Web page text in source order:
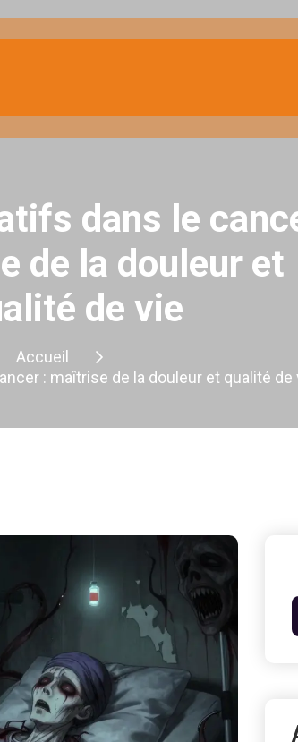
dans le
de la douleur et
de vie
Accueil
: maîtrise de la douleur et qualité de